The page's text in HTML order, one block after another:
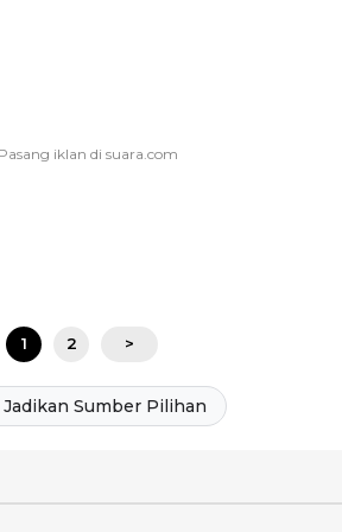
1 2 >
Jadikan Sumber Pilihan